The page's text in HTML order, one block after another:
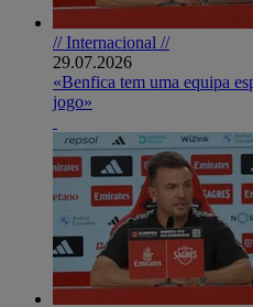
// Internacional //
29.07.2026
«Benfica tem uma equipa
jogo»